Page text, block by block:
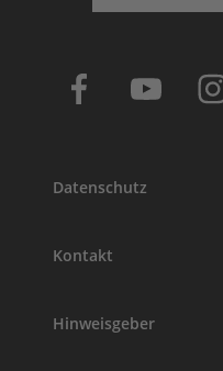
Datenschutz
Kontakt
Hinweisgeber